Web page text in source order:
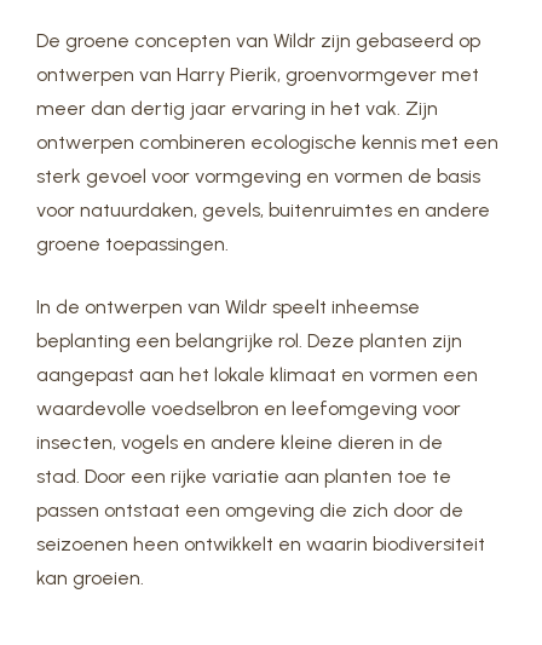
De groene concepten van Wildr zijn gebaseerd op
ontwerpen van Harry Pierik, groenvormgever met
meer dan dertig jaar ervaring in het vak. Zijn
ontwerpen combineren ecologische kennis met een
sterk gevoel voor vormgeving en vormen de basis
voor natuurdaken, gevels, buitenruimtes en andere
groene toepassingen.
In de ontwerpen van Wildr speelt inheemse
beplanting een belangrijke rol. Deze planten zijn
aangepast aan het lokale klimaat en vormen een
waardevolle voedselbron en leefomgeving voor
insecten, vogels en andere kleine dieren in de
stad. Door een rijke variatie aan planten toe te
passen ontstaat een omgeving die zich door de
seizoenen heen ontwikkelt en waarin biodiversiteit
kan groeien.